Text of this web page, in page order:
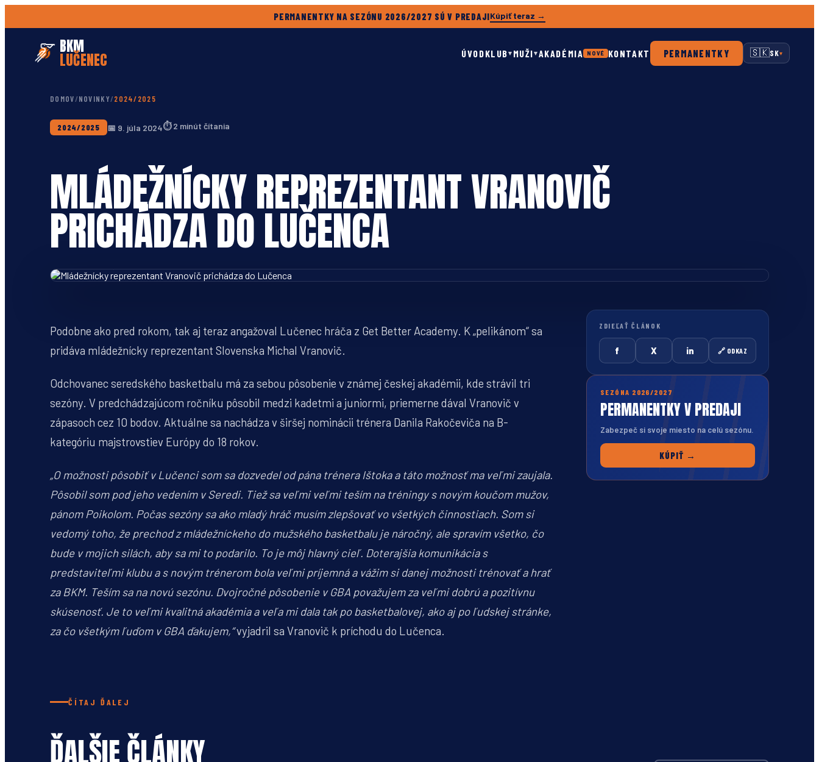
PERMANENTKY NA SEZÓNU 2026/2027 SÚ V PREDAJIKúpiť teraz →
BKM
LUČENEC 🇸🇰SK▾
ÚVODKLUB▾ MUŽI▾AKADÉMIA NOVÉ KONTAKT PERMANENTKY
DOMOV/NOVINKY/2024/2025
2024/2025 📅 9. júla 2024⏱2 minút čítania
MLÁDEŽNÍCKY REPREZENTANT VRANOVIČ
PRICHÁDZA DO LUČENCA
Foto: BKM Lučenec
Podobne ako pred rokom, tak aj teraz angažoval Lučenec hráča z Get Better Academy. K „pelikánom“ sa
pridáva mládežnícky reprezentant Slovenska Michal Vranovič.
Odchovanec seredského basketbalu má za sebou pôsobenie v známej českej akadémii, kde strávil tri
sezóny. V predchádzajúcom ročníku pôsobil medzi kadetmi a juniormi, priemerne dával Vranovič v
zápasoch cez 10 bodov. Aktuálne sa nachádza v širšej nominácii trénera Danila Rakočeviča na B-
kategóriu majstrovstiev Európy do 18 rokov.
„O možnosti pôsobiť v Lučenci som sa dozvedel od pána trénera Ištoka a táto možnosť ma veľmi zaujala.
Pôsobil som pod jeho vedením v Seredi. Tiež sa veľmi veľmi teším na tréningy s novým koučom mužov,
pánom Poikolom. Počas sezóny sa ako mladý hráč musím zlepšovať vo všetkých činnostiach. Som si
vedomý toho, že prechod z mládežníckeho do mužského basketbalu je náročný, ale spravím všetko, čo
bude v mojich silách, aby sa mi to podarilo. To je môj hlavný cieľ. Doterajšia komunikácia s
predstaviteľmi klubu a s novým trénerom bola veľmi príjemná a vážim si danej možnosti trénovať a hrať
za BKM. Teším sa na novú sezónu. Dvojročné pôsobenie v GBA považujem za veľmi dobrú a pozitívnu
skúsenosť. Je to veľmi kvalitná akadémia a veľa mi dala tak po basketbalovej, ako aj po ľudskej stránke,
za čo všetkým ľuďom v GBA ďakujem,“vyjadril sa Vranovič k príchodu do Lučenca.
ZDIEĽAŤ ČLÁNOK
f X in 🔗 ODKAZ
SEZÓNA 2026/2027
PERMANENTKY V PREDAJI
Zabezpeč si svoje miesto na celú sezónu.
KÚPIŤ →
ČÍTAJ ĎALEJ
ĎALŠIE ČLÁNKY